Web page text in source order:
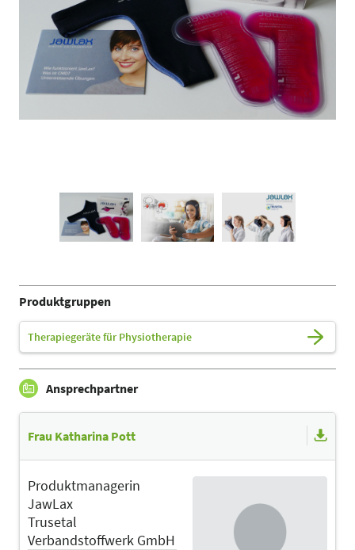
Produktgruppen
Therapiegeräte für Physiotherapie
Ansprechpartner
Frau Katharina Pott
Produktmanagerin
JawLax
Trusetal
Verbandstoffwerk GmbH